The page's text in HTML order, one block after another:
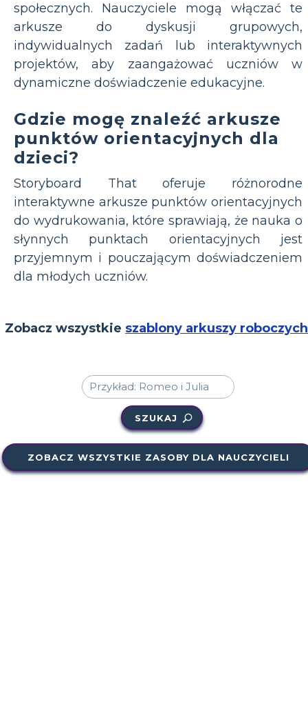
społecznych. Nauczyciele mogą włączać te
arkusze do dyskusji grupowych,
indywidualnych zadań lub interaktywnych
projektów, aby zaangażować uczniów w
dynamiczne doświadczenie edukacyjne.
Gdzie mogę znaleźć arkusze
punktów orientacyjnych dla
dzieci?
Storyboard That oferuje różnorodne
interaktywne arkusze punktów orientacyjnych
do wydrukowania, które sprawiają, że nauka o
słynnych punktach orientacyjnych jest
przyjemnym i pouczającym doświadczeniem
dla młodych uczniów.
Zobacz wszystkie szablony arkuszy roboczych
SZUKAJ
ZOBACZ WSZYSTKIE ZASOBY DLA NAUCZYCIELI